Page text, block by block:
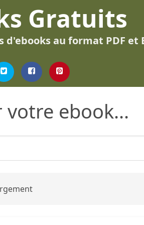
Gratuits
au format PDF et
votre ebook...